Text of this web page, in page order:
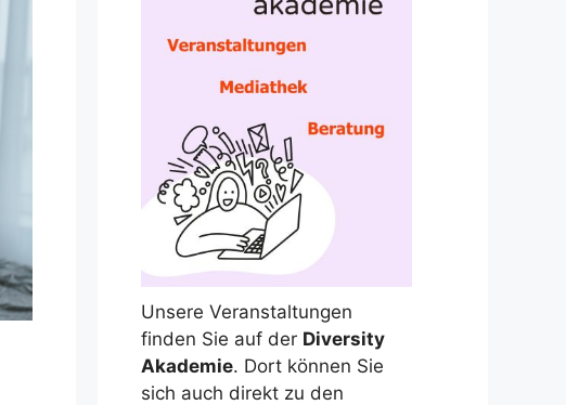
Unsere Veranstaltungen
finden Sie auf der Diversity
Akademie. Dort können Sie
sich auch direkt zu den